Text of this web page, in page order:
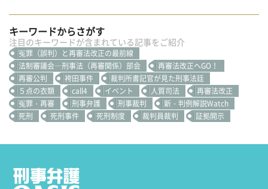
キーワードからさがす
注目のキーワードが含まれている記事をご紹介
冤罪（誤判）と再審法改正の最前線
法制審議会―刑事法（再審関係）部会
再審法改正へGO！
再審公判
袴田事件
裁判所書記官が見た刑事法廷
５点の衣類
call4 イベント 人質司法
再審法改正
冤罪・再審
刑事弁護 刑事裁判
新・判例解説Watch
死刑
死刑事件 死刑制度 裁判員裁判 証拠開示